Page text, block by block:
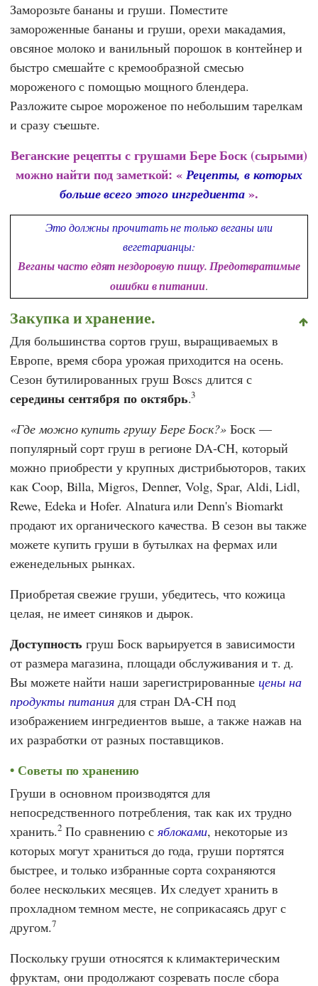
Заморозьте бананы и груши. Поместите
замороженные бананы и груши, орехи макадамия,
овсяное молоко и ванильный порошок в контейнер и
быстро смешайте с кремообразной смесью
мороженого с помощью мощного блендера.
Разложите сырое мороженое по небольшим тарелкам
и сразу съешьте.
Веганские рецепты с грушами Бере Боск (сырыми)
можно найти под заметкой: « Рецепты, в которых
больше всего этого ингредиента ».
Это должны прочитать не только веганы или
вегетарианцы:
Веганы часто едят нездоровую пищу. Предотвратимые
ошибки в питании.
Закупка и хранение.
Для большинства сортов груш, выращиваемых в
Европе, время сбора урожая приходится на осень.
Сезон бутилированных груш Boscs длится с
середины сентября по октябрь.3
Где можно купить грушу Бере Боск? Боск —
популярный сорт груш в регионе DA-CH, который
можно приобрести у крупных дистрибьюторов, таких
как Coop, Billa,Migros, Denner,Volg,Spar, Aldi,Lidl,
Rewe, Edeka иHofer. AlnaturaилиDenn's Biomarkt
продают их органического качества. В сезон вы также
можете купить груши в бутылках на фермах или
еженедельных рынках.
Приобретая свежие груши, убедитесь, что кожица
целая, не имеет синяков и дырок.
Доступность груш Боск варьируется в зависимости
от размера магазина, площади обслуживания и т. д.
Вы можете найти наши зарегистрированные цены на
продукты питания для стран DA-CH под
изображением ингредиентов выше, а также нажав на
их разработки от разных поставщиков.
Советы по хранению
Груши в основном производятся для
непосредственного потребления, так как их трудно
хранить.2 По сравнению сяблоками, некоторые из
которых могут храниться до года, груши портятся
быстрее, и только избранные сорта сохраняются
более нескольких месяцев. Их следует хранить в
прохладном темном месте, не соприкасаясь друг с
другом.7
Поскольку груши относятся к климактерическим
фруктам, они продолжают созревать после сбора